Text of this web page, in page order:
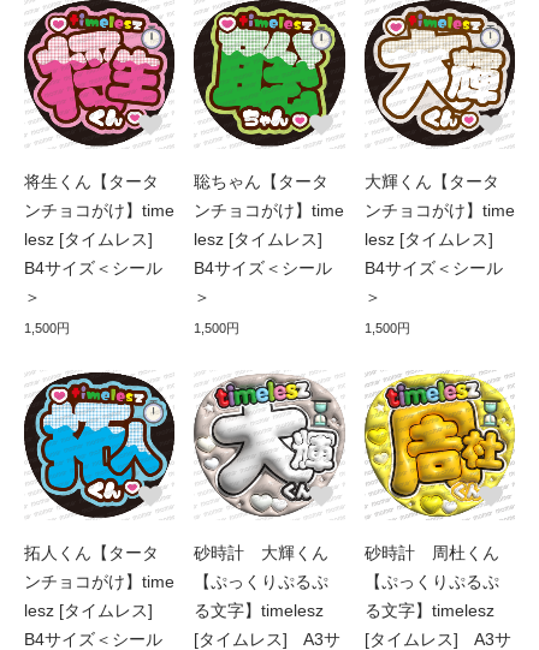
将生くん【タータ
ンチョコがけ】time
lesz [タイムレス]
B4サイズ＜シール
＞
1,500円
聡ちゃん【タータ
ンチョコがけ】time
lesz [タイムレス]
B4サイズ＜シール
＞
1,500円
大輝くん【タータ
ンチョコがけ】time
lesz [タイムレス]
B4サイズ＜シール
＞
1,500円
拓人くん【タータ
ンチョコがけ】time
lesz [タイムレス]
B4サイズ＜シール
砂時計 大輝くん
【ぷっくりぷるぷ
る文字】timelesz
[タイムレス] A3サ
砂時計 周杜くん
【ぷっくりぷるぷ
る文字】timelesz
[タイムレス] A3サ